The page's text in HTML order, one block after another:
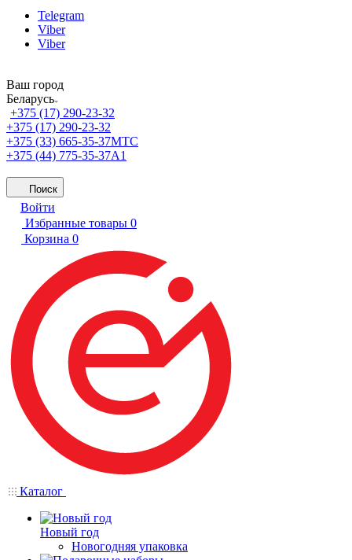
Telegram
Viber
Viber
Ваш город
Беларусь
+375 (17) 290-23-32
+375 (17) 290-23-32
+375 (33) 665-35-37МТС
+375 (44) 775-35-37А1
Поиск
Войти
Избранные товары 0
Корзина 0
Каталог
Новый год
Новогодняя упаковка